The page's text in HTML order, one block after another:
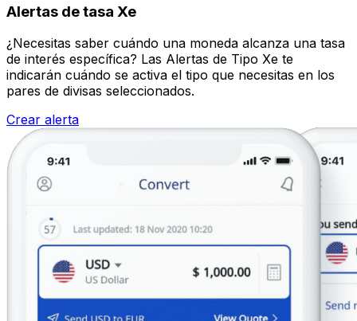
Alertas de tasa Xe
¿Necesitas saber cuándo una moneda alcanza una tasa
de interés específica? Las Alertas de Tipo Xe te
indicarán cuándo se activa el tipo que necesitas en los
pares de divisas seleccionados.
Crear alerta